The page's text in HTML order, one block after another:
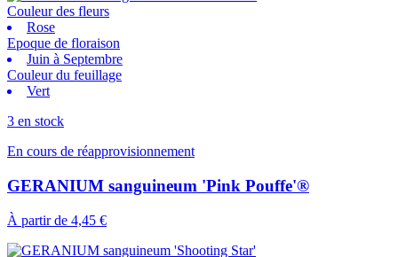
Couleur des fleurs
Rose
Epoque de floraison
Juin à Septembre
Couleur du feuillage
Vert
3 en stock
En cours de réapprovisionnement
GERANIUM sanguineum 'Pink Pouffe'®
À partir de 4,45 €